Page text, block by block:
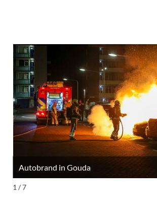
Autobrand in Gouda
1 / 7